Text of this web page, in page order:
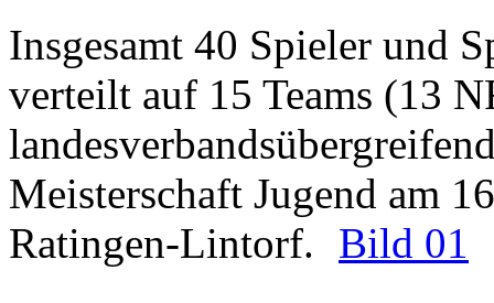
Insgesamt 40 Spieler und
verteilt auf 15 Teams (13
Meisterschaft Jugend am
Ratingen-Lintorf. Bild 01